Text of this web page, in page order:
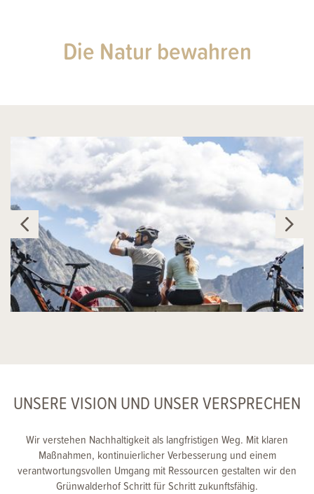
Die Natur bewahren
UNSERE VISION UND UNSER VERSPRECHEN
Wir verstehen Nachhaltigkeit als langfristigen Weg. Mit klaren
Maßnahmen, kontinuierlicher Verbesserung und einem
verantwortungsvollen Umgang mit Ressourcen gestalten wir den
Grünwalderhof Schritt für Schritt zukunftsfähig.